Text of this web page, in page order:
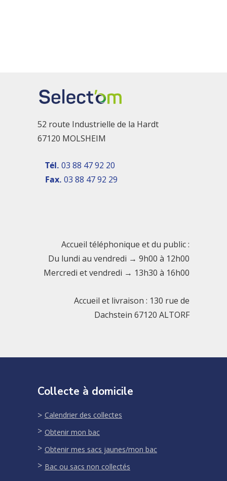
52 route Industrielle de la Hardt
67120 MOLSHEIM
Tél. 03 88 47 92 20
Fax. 03 88 47 92 29
Accueil téléphonique et du public :
Du lundi au vendredi → 9h00 à 12h00
Mercredi et vendredi → 13h30 à 16h00
Accueil et livraison : 130 rue de
Dachstein 67120 ALTORF
Collecte à domicile
Calendrier des collectes
Obtenir mon bac
Obtenir mes sacs jaunes/mon bac
Bac ou sacs non collectés